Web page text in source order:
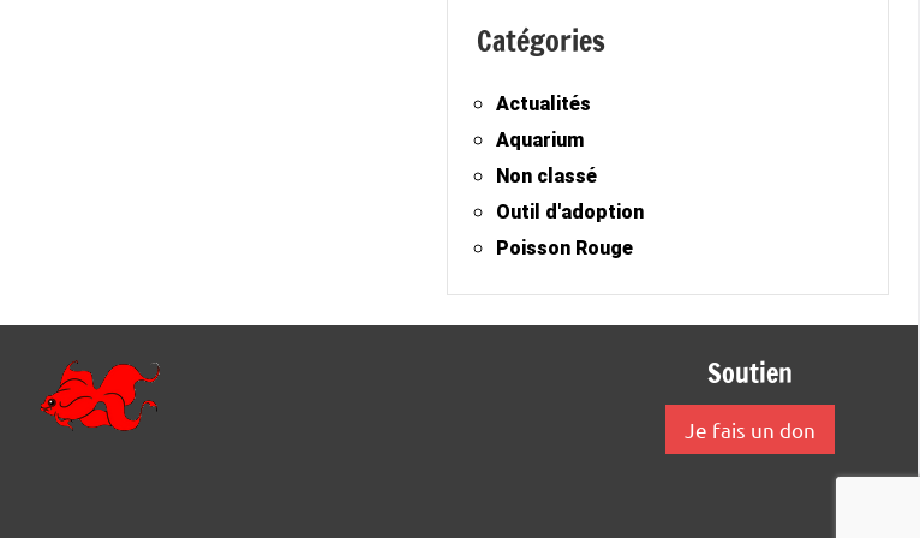
Catégories
Actualités
Aquarium
Non classé
Outil d'adoption
Poisson Rouge
Soutien
Je fais un don